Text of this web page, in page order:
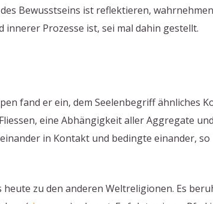
Bewusstseins ist reflektieren,
Prozesse ist, sei mal dahin gestellt.
fand er ein, dem Seelenbegriff ähnliches
eine Abhängigkeit aller Aggregate
in Kontakt und bedingte einander, so
zu den anderen Weltreligionen. Es